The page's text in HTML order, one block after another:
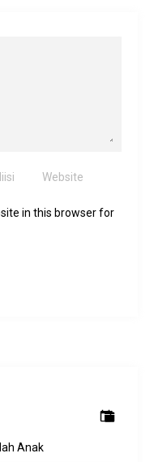
in this browser for
Anak